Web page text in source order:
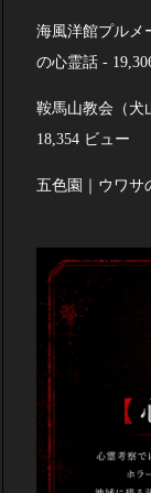
海風洋館プルメ
の心霊話 -
鞍馬山教会（犬
18,354 ビュー
五色園｜ウワサ